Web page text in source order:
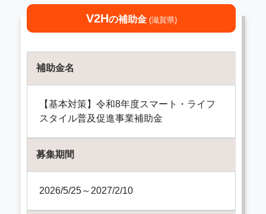
V2Hの補助金 (滋賀県)
補助金名
【基本対策】令和8年度スマート・ライフ
スタイル普及促進事業補助金
募集期間
2026/5/25～2027/2/10